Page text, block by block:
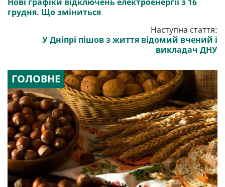
грудня. Що зміниться
Наступна стаття:
У Дніпрі пішов з життя відомий вчений і
викладач ДНУ
ГОЛОВНЕ